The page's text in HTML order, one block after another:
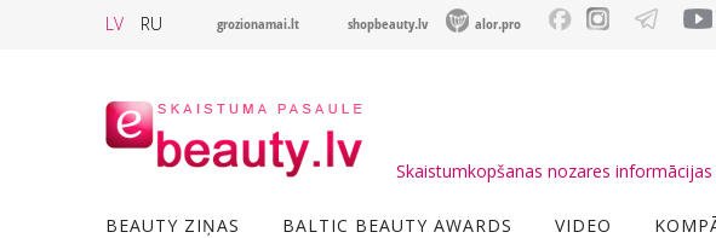
LV RU grozionamai.lt shopbeauty.lv alor.pro
Skaistumkopšanas nozares
BEAUTY ZIŅAS BALTIC BEAUTY AWARDS VIDEO